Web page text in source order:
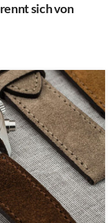
sich von